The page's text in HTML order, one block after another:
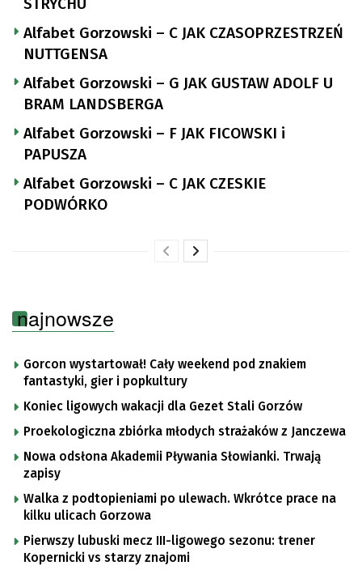
Alfabet Gorzowski – C JAK CZASOPRZESTRZEŃ
NUTTGENSA
Alfabet Gorzowski – G JAK GUSTAW ADOLF U
BRAM LANDSBERGA
Alfabet Gorzowski – F JAK FICOWSKI i
PAPUSZA
Alfabet Gorzowski – C JAK CZESKIE
PODWÓRKO
najnowsze
Gorcon wystartował! Cały weekend pod znakiem
fantastyki, gier i popkultury
Koniec ligowych wakacji dla Gezet Stali Gorzów
Proekologiczna zbiórka młodych strażaków z Janczewa
Nowa odsłona Akademii Pływania Słowianki. Trwają
zapisy
Walka z podtopieniami po ulewach. Wkrótce prace na
kilku ulicach Gorzowa
Pierwszy lubuski mecz III-ligowego sezonu: trener
Kopernicki vs starzy znajomi